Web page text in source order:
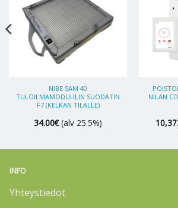
NIBE SAM 40
TULOILMAMODUULIN SUODATIN
F7 (KELKAN TILALLE)
34.00€ (alv 25.5%)
NILAN
INFO
Yhteystiedot